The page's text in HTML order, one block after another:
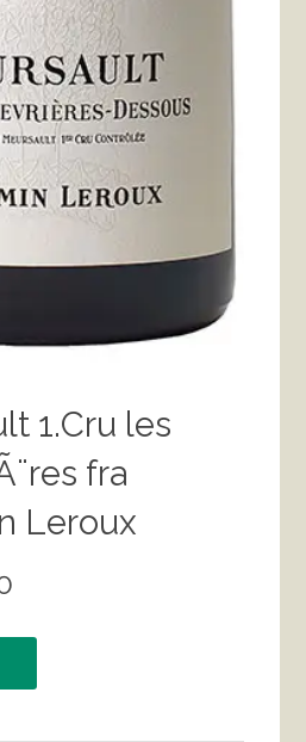
1.Cru les
fra
Leroux